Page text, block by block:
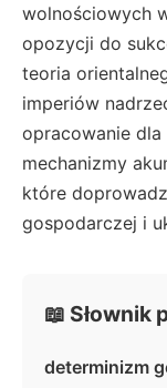
wolnościowych
opozycji do
teoria
imperiów
opracowanie
mechanizmy
które
gospodarczej i
📖 Słownik
determinizm